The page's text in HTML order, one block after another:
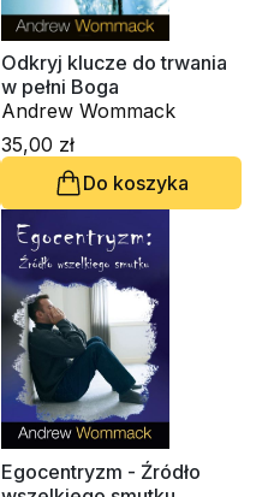
Odkryj klucze do trwania
w pełni Boga
Andrew Wommack
35,00 zł
Do koszyka
Egocentryzm - Źródło